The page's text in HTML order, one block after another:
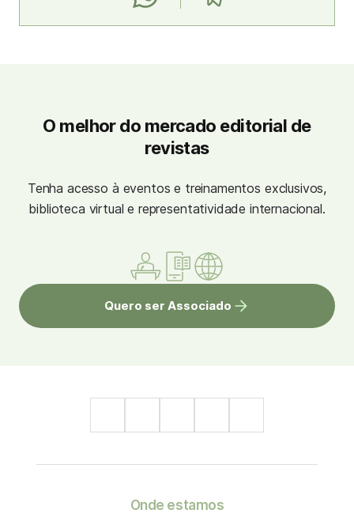
O melhor do mercado editorial de
revistas
Tenha acesso à eventos e treinamentos exclusivos,
biblioteca virtual e representatividade internacional.
Quero ser Associado
Onde estamos